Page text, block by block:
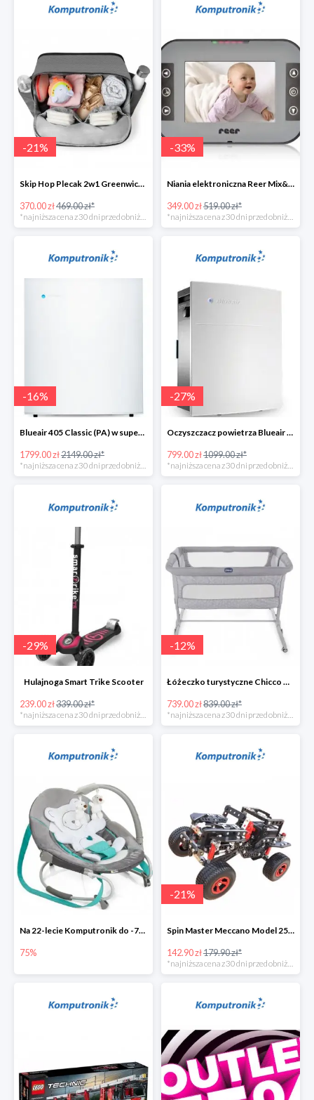
-21%
Skip Hop Plecak 2w1 Greenwich Portobello w super cenie
370.00 zł469.00 zł*
-33%
Niania elektroniczna Reer Mix&Match w super cenie
349.00 zł519.00 zł*
-16%
Blueair 405 Classic (PA) w super cenie
1799.00 zł2149.00 zł*
*najniższa cena z 30 dni przed obniżką
-27%
Oczyszczacz powietrza Blueair 203 Classic (SM) w super cenie
799.00 zł1099.00 zł*
*najniższa cena z 30 dni przed obniżką
-29%
Hulajnoga Smart Trike Scooter
239.00 zł339.00 zł*
-12%
Łóżeczko turystyczne Chicco Next2Me Dream Luna
739.00 zł839.00 zł*
Na 22-lecie Komputronik do -75%
75%
-21%
Spin Master Meccano Model 25 w 1 Terenówka
142.90 zł179.90 zł*